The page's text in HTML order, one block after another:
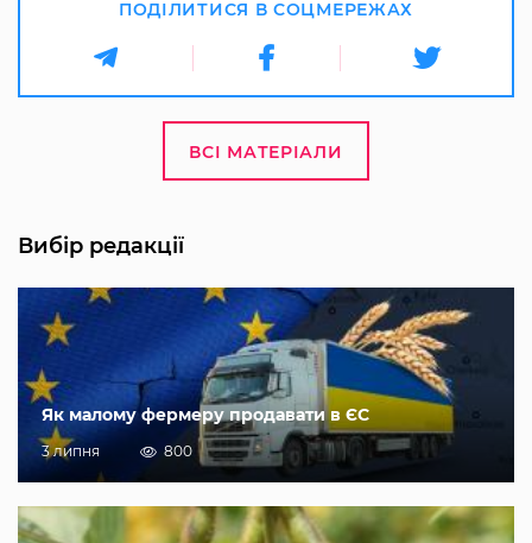
ПОДІЛИТИСЯ В СОЦМЕРЕЖАХ
ВСІ МАТЕРІАЛИ
Вибір редакції
Як малому фермеру продавати в ЄС
3 липня 800